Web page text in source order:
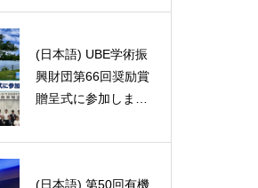
(日本語) UBE学術振
興財団第66回奨励賞
贈呈式に参加しまし
(日本語) 第50回有機
(日本語) プッチンプ